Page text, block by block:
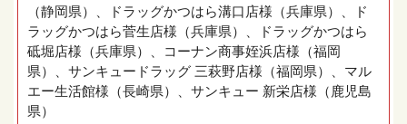
（静岡県）、ドラッグかつはら溝口店様（兵庫県）、ド
ラッグかつはら菅生店様（兵庫県）、ドラッグかつはら
砥堀店様（兵庫県）、コーナン商事姪浜店様（福岡
県）、サンキュードラッグ 三萩野店様（福岡県）、マル
エー生活館様（長崎県）、サンキュー 新栄店様（鹿児島
県）